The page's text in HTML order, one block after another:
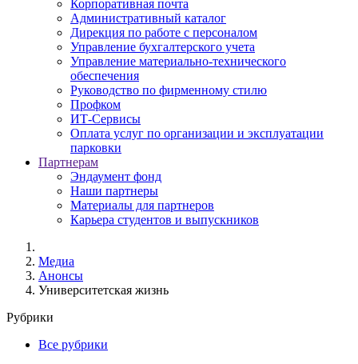
Корпоративная почта
Административный каталог
Дирекция по работе с персоналом
Управление бухгалтерского учета
Управление материально-технического
обеспечения
Руководство по фирменному стилю
Профком
ИТ-Сервисы
Оплата услуг по организации и эксплуатации
парковки
Партнерам
Эндаумент фонд
Наши партнеры
Материалы для партнеров
Карьера студентов и выпускников
Медиа
Анонсы
Университетская жизнь
Рубрики
Все рубрики